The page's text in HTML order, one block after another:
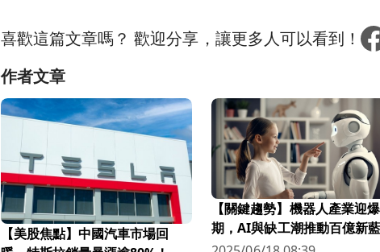
喜歡這篇文章嗎？歡迎分享，讓更多人可以看到！
作者文章
【美股焦點】中國汽車市場回
【關鍵趨勢】機器人產業迎
期，AI與缺工潮推動百億新藍
海！